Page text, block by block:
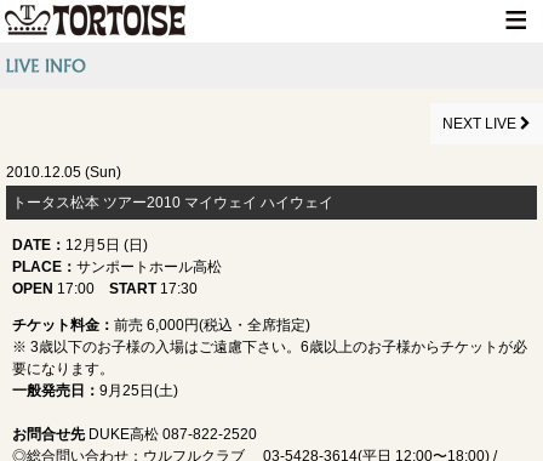
MEDIA INFO
CONTACT
NEXT LIVE
2010.12.05 (Sun)
トータス松本 ツアー2010 マイウェイ ハイウェイ
DATE ： 12月5日 (日)
PLACE ： サンポートホール高松
OPEN 17:00 START17:30
チケット料金： 前売 6,000円(税込・全席指定)
※ 3歳以下のお子様の入場はご遠慮下さい。6歳以上のお子様からチケットが必
要になります。
一般発売日 ： 9月25日(土)
お問合せ先 DUKE高松 087-822-2520
◎総合問い合わせ：ウルフルクラブ 03-5428-3614(平日 12:00〜18:00) /